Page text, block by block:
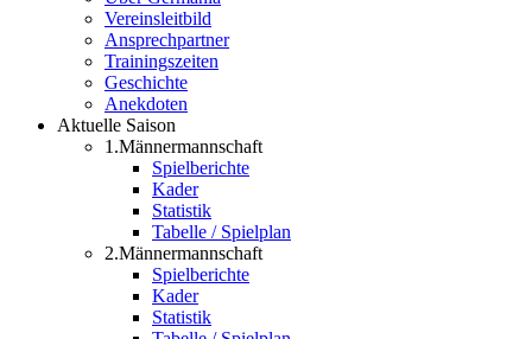
Vereinsleitbild
Ansprechpartner
Trainingszeiten
Geschichte
Anekdoten
Aktuelle Saison
1.Männermannschaft
Spielberichte
Kader
Statistik
Tabelle / Spielplan
2.Männermannschaft
Spielberichte
Kader
Statistik